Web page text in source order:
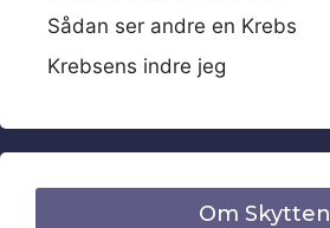
Sådan ser andre en Krebs
Krebsens indre jeg
Om Skytten